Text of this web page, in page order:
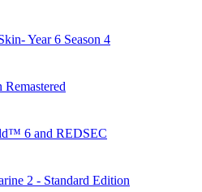
Year 6 Season 4
6 and REDSEC
2 - Standard Edition